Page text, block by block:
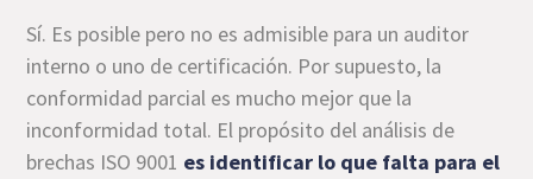
Sí. Es posible pero no es admisible para un auditor
interno o uno de certificación. Por supuesto, la
conformidad parcial es mucho mejor que la
inconformidad total. El propósito del análisis de
brechas ISO 9001 es identificar lo que falta para el